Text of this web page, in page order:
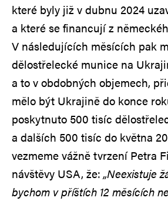
které byly již v dubnu 2024
a které se financují z
V následujících měsících pak
dělostřelecké munice na
a to v obdobných objemech,
mělo být Ukrajině do konce
poskytnuto 500 tisíc
a dalších 500 tisíc do května
vezmeme vážně tvrzení Petra
návštěvy USA, že:„Neexistuje
bychom v příštích 12 měsících